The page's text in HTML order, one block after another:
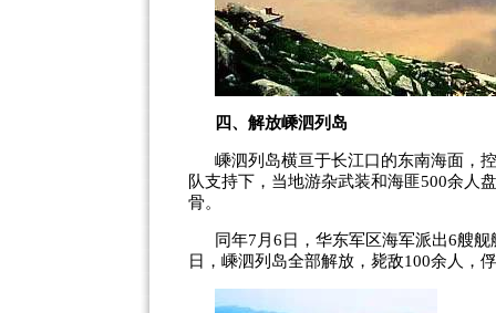
四、解放嵊泗列岛
嵊泗列岛横亘于长江口的东南海面，
队支持下，当地游杂武装和海匪500余人
骨。
同年7 月 6 日，华东军区海军派出6艘舰
日，嵊泗列岛全部解放，毙敌100余人，